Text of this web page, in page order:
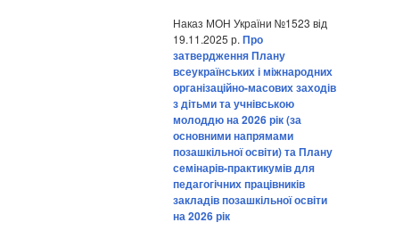
Наказ МОН України №1523 від
19.11.2025 р. Про
затвердження Плану
всеукраїнських і міжнародних
організаційно-масових заходів
з дітьми та учнівською
молоддю на 2026 рік (за
основними напрямами
позашкільної освіти) та Плану
семінарів-практикумів для
педагогічних працівників
закладів позашкільної освіти
на 2026 рік